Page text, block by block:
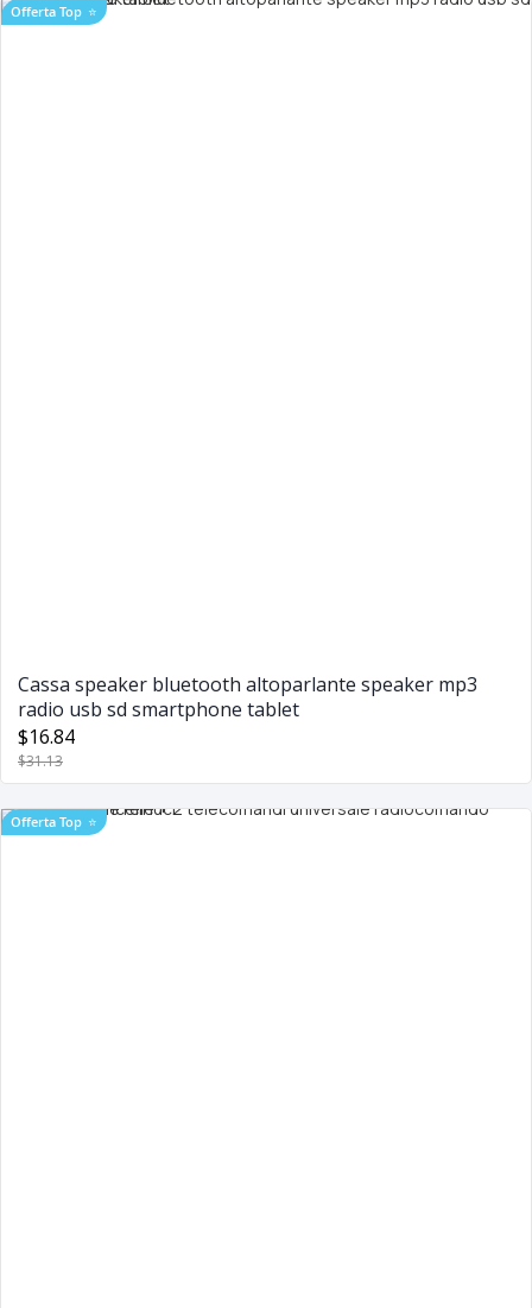
Offerta Top ⭐
Cassa speaker bluetooth altoparlante speaker mp3
radio usb sd smartphone tablet
$16.84
$31.13
Offerta Top ⭐